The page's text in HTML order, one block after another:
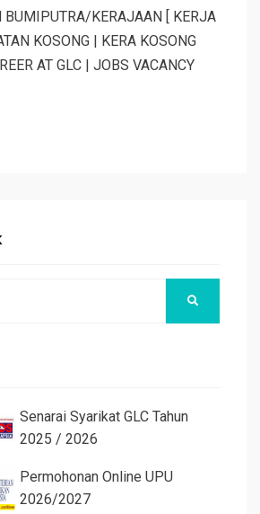
BUMIPUTRA/KERAJAAN [ KERJA
KOSONG | KERA KOSONG
AT GLC | JOBS VACANCY
Senarai Syarikat GLC Tahun
2025 / 2026
Permohonan Online UPU
2026/2027